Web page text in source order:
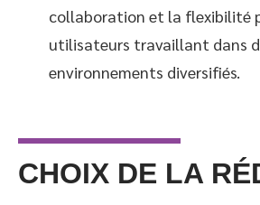
collaboration et la flexibilité
utilisateurs travaillant dans
environnements diversifiés.
CHOIX DE LA